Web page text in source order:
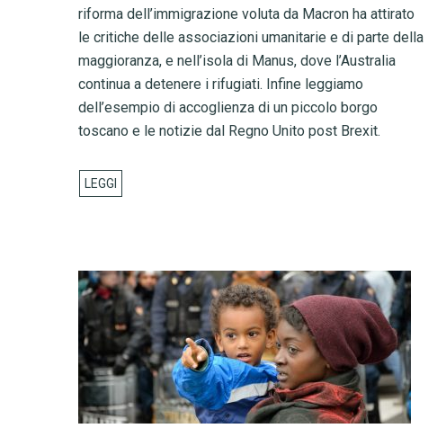
riforma dell’immigrazione voluta da Macron ha attirato
le critiche delle associazioni umanitarie e di parte della
maggioranza, e nell’isola di Manus, dove l’Australia
continua a detenere i rifugiati. Infine leggiamo
dell’esempio di accoglienza di un piccolo borgo
toscano e le notizie dal Regno Unito post Brexit.